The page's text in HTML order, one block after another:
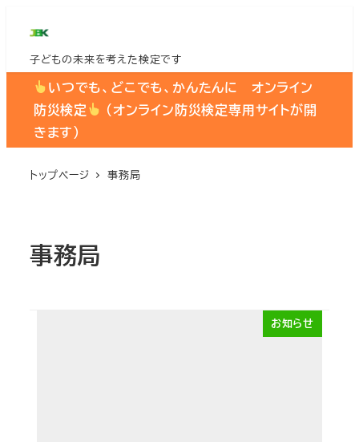
ン
子どもの未来を考えた検定です
いつでも、どこでも、かんたんに オンライン
防災検定
（オンライン防災検定専用サイトが開
きます）
トップページ 事務局
事務局
お知らせ